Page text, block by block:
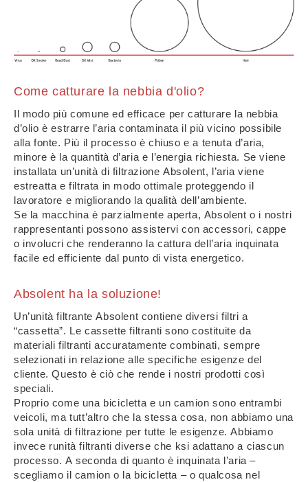
Come catturare la nebbia d'olio?
Il modo più comune ed efficace per catturare la nebbia
d’olio è estrarre l’aria contaminata il più vicino possibile
alla fonte. Più il processo è chiuso e a tenuta d’aria,
minore è la quantità d’aria e l’energia richiesta. Se viene
installata un’unità di filtrazione Absolent, l’aria viene
estreatta e filtrata in modo ottimale proteggendo il
lavoratore e migliorando la qualità dell’ambiente.
Se la macchina è parzialmente aperta, Absolent o i nostri
rappresentanti possono assistervi con accessori, cappe
o involucri che renderanno la cattura dell’aria inquinata
facile ed efficiente dal punto di vista energetico.
Absolent ha la soluzione!
Un’unità filtrante Absolent contiene diversi filtri a
“cassetta”. Le cassette filtranti sono costituite da
materiali filtranti accuratamente combinati, sempre
selezionati in relazione alle specifiche esigenze del
cliente. Questo è ciò che rende i nostri prodotti così
speciali.
Proprio come una bicicletta e un camion sono entrambi
veicoli, ma tutt’altro che la stessa cosa, non abbiamo una
sola unità di filtrazione per tutte le esigenze. Abbiamo
invece runità filtranti diverse che ksi adattano a ciascun
processo. A seconda di quanto è inquinata l’aria –
scegliamo il camion o la bicicletta – o qualcosa nel